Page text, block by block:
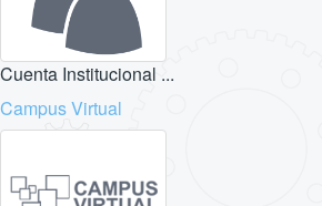
Cuenta Institucional ...
Campus Virtual